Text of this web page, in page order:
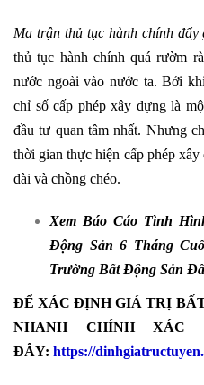
Ma trận thủ tục hành chính đẩy
thủ tục hành chính quá rườm
nước ngoài vào nước ta. Bởi
chỉ số cấp phép xây dựng là
đầu tư quan tâm nhất. Nhưng
thời gian thực hiện cấp phép
dài và chồng chéo.
Xem Báo Cáo Tình
Động Sản 6 Tháng
Trường Bất Động Sản
ĐỂ XÁC ĐỊNH GIÁ TRỊ
NHANH CHÍNH
ĐÂY: https://